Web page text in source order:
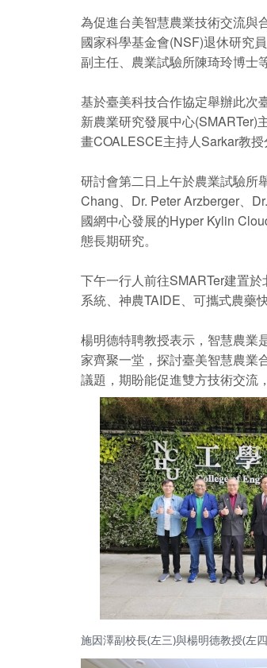
為促進台美智慧農業技術交流與
國家科學基金會(NSF)退休研究
副主任、農業試驗所陳琦玲博士
基於臺美科技合作協定舉辦此次
新農業研究發展中心(SMARTer)
畫COALESCE主持人Sarkar教
研討會第二日上午於農業試驗所
Chang、Dr. Peter Arzberger、
國網中心發展的Hyper Kylin
態長期研究。
下午一行人前往SMARTer建置
系統、神農TAIDE、可攜式農藥
楊明德特聘教授表示，智慧農業
家齊聚一堂，探討臺美智慧農業
議題，期盼能促進雙方技術交流
施因澤副校長(左三)與楊明德教授(左